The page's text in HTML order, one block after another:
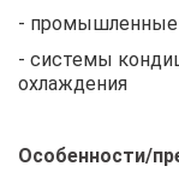
- промышленные
- системы
охлаждения
Особенности/